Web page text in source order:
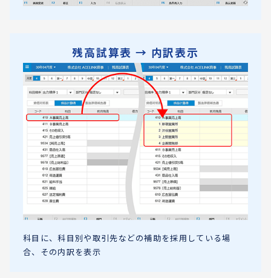
残高試算表 → 内訳表示
科目に、科目別や取引先などの補助を採用している場
合、その内訳を表示